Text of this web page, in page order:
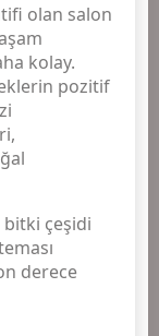
olan salon
kolay.
pozitif
çeşidi
derece